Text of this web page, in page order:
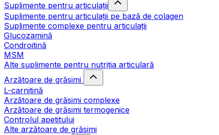
Suplimente pentru articulații
Suplimente pentru articulații pe bază de colagen
Suplimente complexe pentru articulații
Glucozamină
Condroitină
MSM
Alte suplimente pentru nutriția articulară
Arzătoare de grăsimi
L-carnitină
Arzătoare de grăsimi complexe
Arzătoare de grăsimi termogenice
Controlul apetitului
Alte arzătoare de grăsimi